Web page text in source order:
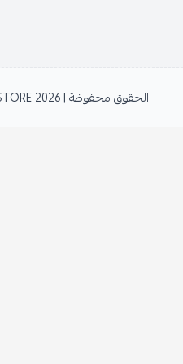
الحقوق محفوظة | 2026